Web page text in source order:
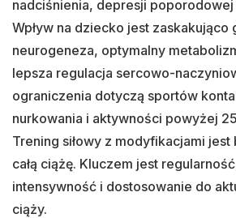
nadciśnienia, depresji poporodowej
Wpływ na dziecko jest zaskakująco
neurogeneza, optymalny
lepsza regulacja sercowo-
ograniczenia dotyczą sportów
nurkowania i aktywności powyżej
Trening siłowy z modyfikacjami
całą ciążę. Kluczem jest
intensywność i dostosowanie do
ciąży.